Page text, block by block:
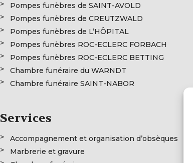
Pompes funèbres de SAINT-AVOLD
Pompes funèbres de CREUTZWALD
Pompes funèbres de L’HÔPITAL
Pompes funèbres ROC-ECLERC FORBACH
Pompes funèbres ROC-ECLERC BETTING
Chambre funéraire du WARNDT
Chambre funéraire SAINT-NABOR
Services
Accompagnement et organisation d’obsèques
Marbrerie et gravure